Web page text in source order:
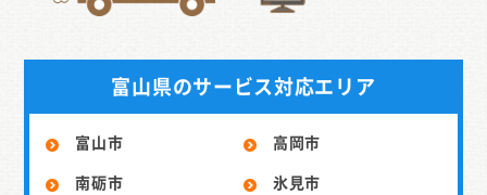
富山県のサービス対応エリア
富山市
高岡市
南砺市
氷見市